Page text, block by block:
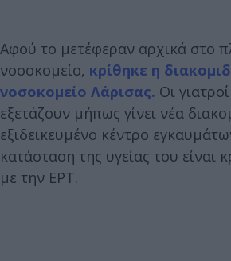
Αφού το μετέφεραν αρχικά στο
νοσοκομείο, κρίθηκε η
νοσοκομείο Λάρισας. Οι
εξετάζουν μήπως γίνει νέα
εξιδεικευμένο κέντρο
κατάσταση της υγείας του είναι
με την ΕΡΤ.